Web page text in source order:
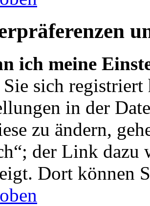
ich meine
sich
in der
zu ändern,
der Link dazu
Dort können